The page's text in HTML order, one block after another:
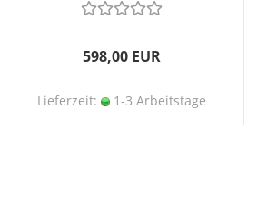
598,00 EUR
Lieferzeit: 1-3 Arbeitstage